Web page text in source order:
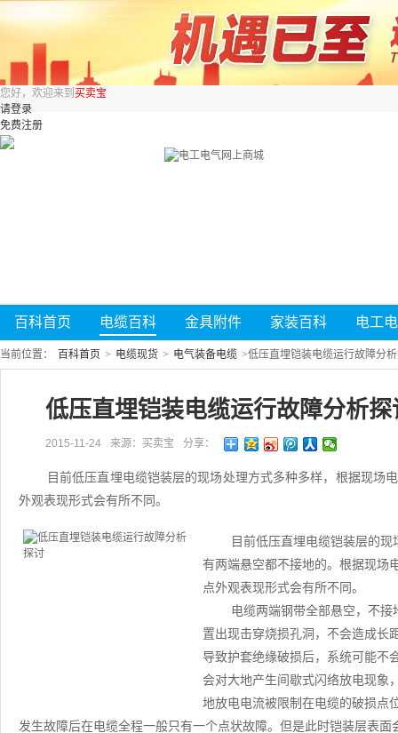
您好，欢迎来到 买卖宝
请登录
免费注册
百科首页 电缆百科 金具附件 家装百科 电工
当前位置： 百科首页 > 电缆现货 > 电气装备电缆 >低压直埋铠装电缆运行故障分
低压直埋铠装电缆运行故障分析探
2015-11-24 来源：买卖宝 分享：
目前低压直埋电缆铠装层的现场处理方式多种多样，根据现场
外观表现形式会有所不同。
目前低压直埋电缆铠装层的
有两端悬空都不接地的。根据现场
点外观表现形式会有所不同。
电缆两端钢带全部悬空，不
置出现击穿烧损孔洞，不会造成长
导致护套绝缘破损后，系统可能不
会对大地产生间歇式闪络放电现象
地放电电流被限制在电缆的破损点
发生故障后在电缆全程一般只有一个点状故障。但是此时铠装层表